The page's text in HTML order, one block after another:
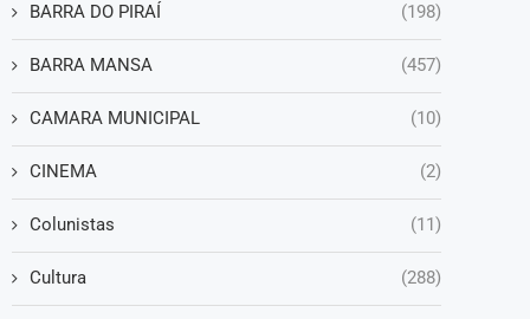
BARRA DO PIRAÍ (198)
BARRA MANSA (457)
CAMARA MUNICIPAL (10)
CINEMA (2)
Colunistas (11)
Cultura (288)